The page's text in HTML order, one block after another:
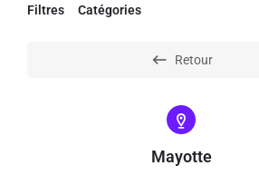
Filtres Catégories
Retour
Mayotte